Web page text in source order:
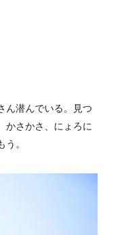
ん潜んでいる。見つ
かさかさ、にょろに
。